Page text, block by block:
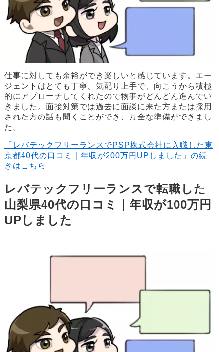
仕事に対しても余裕ができ楽しいと感じています。エー
ジェントはとても丁寧、気配り上手で、向こうから積極
的にアプローチしてくれたので物事がどんどん進んでい
きました。面接対策では過去に面談に来た方または採用
された方の話も聞くことができ、万全な準備ができまし
た。
「レバテックフリーランスでPSP株式会社に入職した東
京都40代の口コミ｜年収が200万円UPしました」の続
きはこちら
レバテックフリーランスで転職した
山梨県40代の口コミ｜年収が100万円
UPしました